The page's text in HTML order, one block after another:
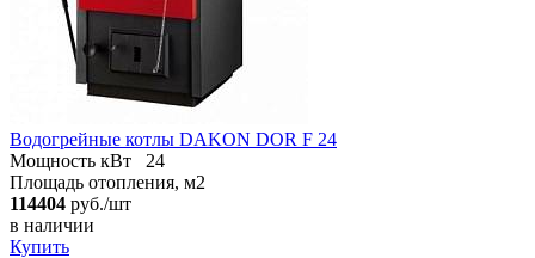
Водогрейные котлы DAKON DOR F 24
Мощность кВт
24
Площадь отопления, м2
114404 руб./шт
в наличии
Купить